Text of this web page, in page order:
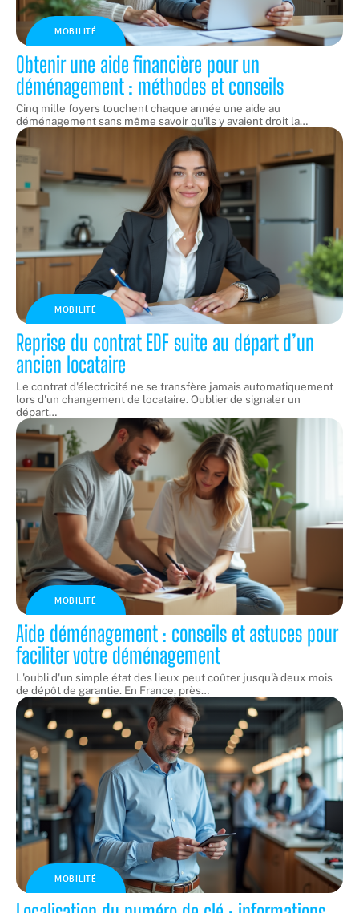
MOBILITÉ
Obtenir une aide financière pour un
déménagement : méthodes et conseils
Cinq mille foyers touchent chaque année une aide au
déménagement sans même savoir qu'ils y avaient droit la…
MOBILITÉ
Reprise du contrat EDF suite au départ d’un
ancien locataire
Le contrat d'électricité ne se transfère jamais automatiquement
lors d'un changement de locataire. Oublier de signaler un
départ…
MOBILITÉ
Aide déménagement : conseils et astuces pour
faciliter votre déménagement
L'oubli d'un simple état des lieux peut coûter jusqu'à deux mois
de dépôt de garantie. En France, près…
MOBILITÉ